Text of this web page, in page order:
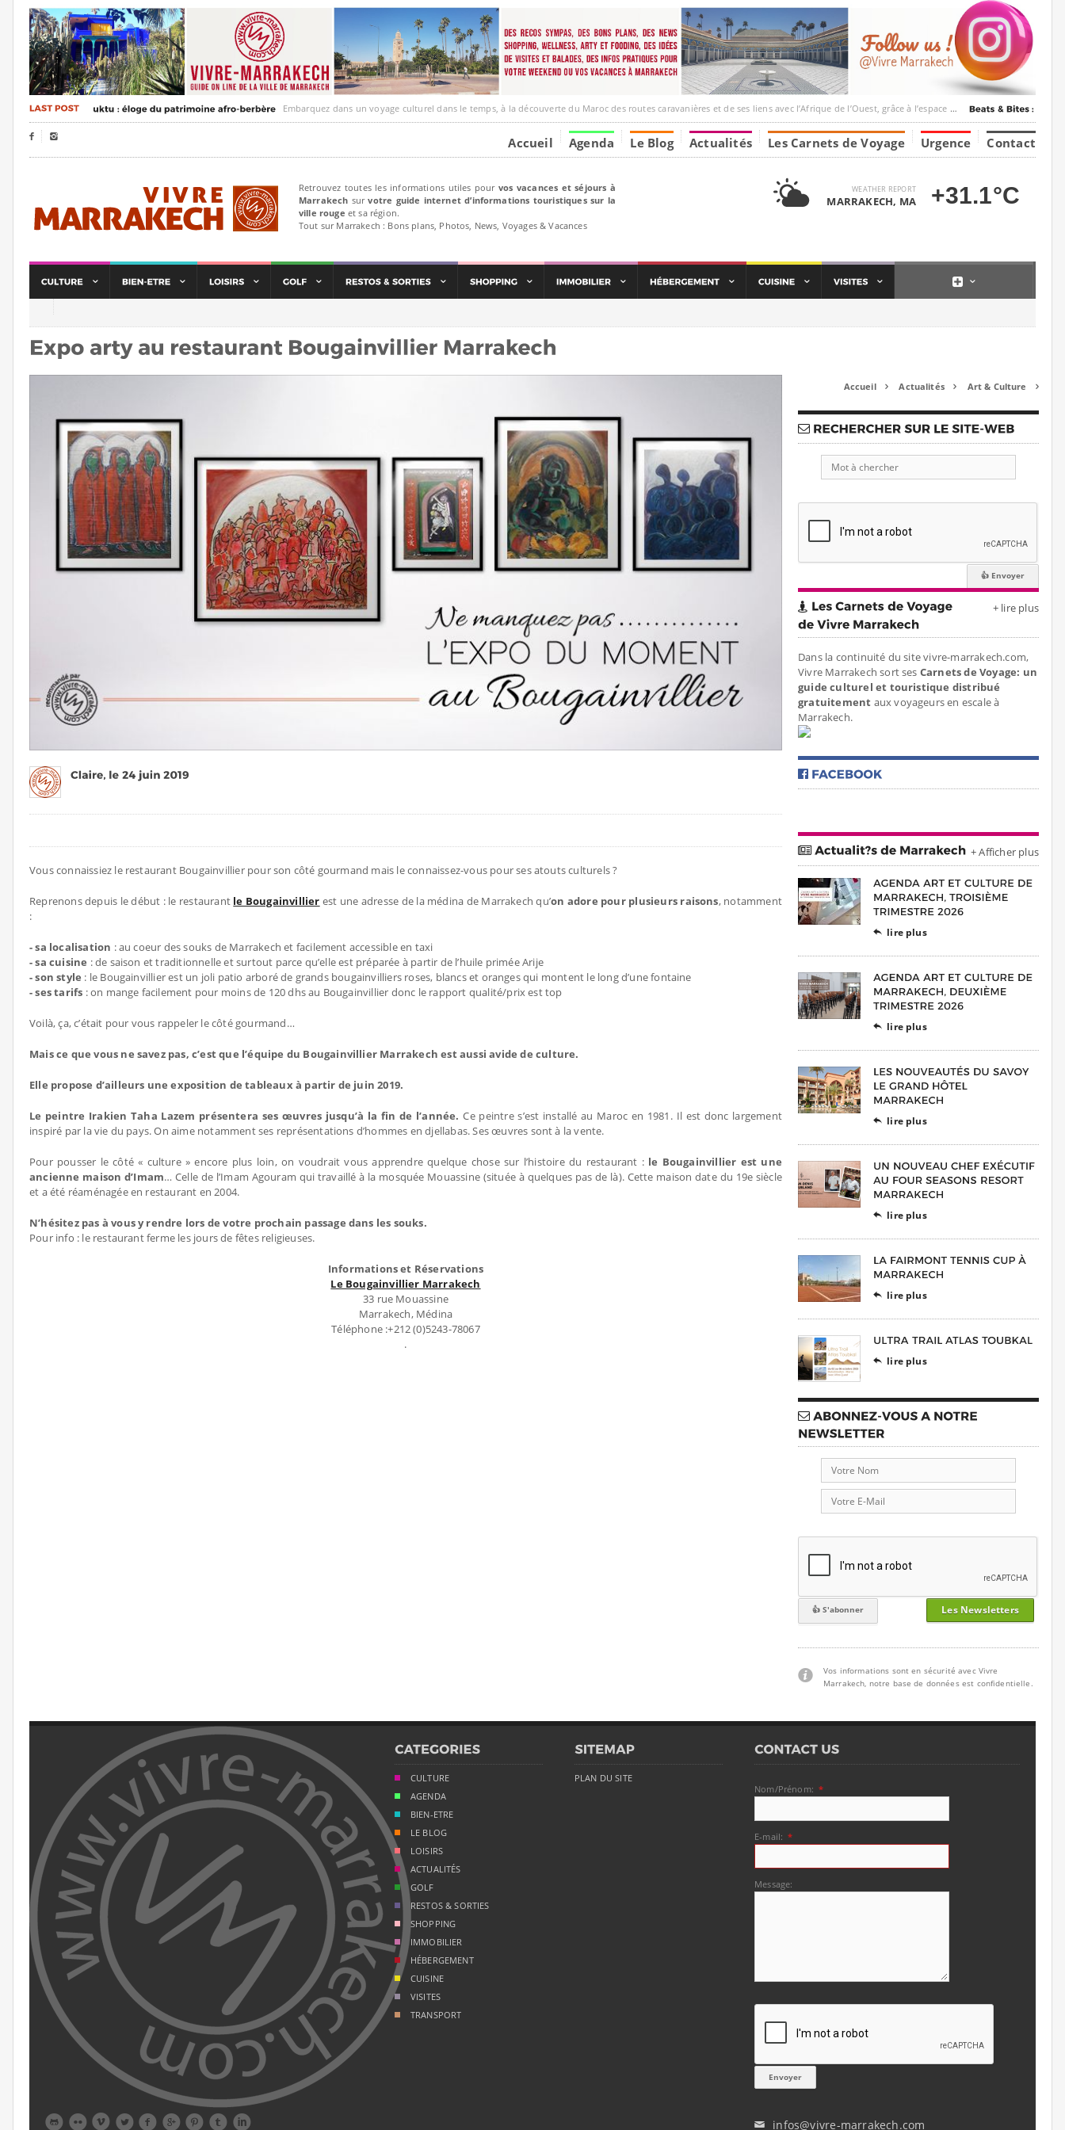
Embarquez dans un voyage culturel dans le temps, à la découverte du Maroc des routes caravanières et de ses liens avec l’Afrique de l’Ouest, grâce à l’espace Marrakesh-Tumbuktu.
  Accueil Agenda Le Blog Actualités Les Carnets de Voyage Urgence Contact
Retrouvez toutes les informations utiles pour vos vacances et séjours à
Marrakech survotre guide internet d’informations touristiques sur la
ville rouge et sa région.
Tout sur Marrakech : Bons plans, Photos, News, Voyages & Vacances
WEATHER REPORT
MARRAKECH, MA +31.1°C
Vous connaissiez le restaurant Bougainvillier pour son côté gourmand mais le connaissez-vous pour ses atouts culturels ?
Reprenons depuis le début : le restaurant le Bougainvillier est une adresse de la médina de Marrakech qu’on adore pour plusieurs raisons, notamment
:
- sa localisation : au coeur des souks de Marrakech et facilement accessible en taxi
- sa cuisine : de saison et traditionnelle et surtout parce qu’elle est préparée à partir de l’huile primée Arije
- son style : le Bougainvillier est un joli patio arboré de grands bougainvilliers roses, blancs et oranges qui montent le long d’une fontaine
- ses tarifs : on mange facilement pour moins de 120 dhs au Bougainvillier donc le rapport qualité/prix est top
Voilà, ça, c’était pour vous rappeler le côté gourmand…
Mais ce que vous ne savez pas, c’est que l’équipe du Bougainvillier Marrakech est aussi avide de culture.
Elle propose d’ailleurs une exposition de tableaux à partir de juin 2019.
Le peintre Irakien Taha Lazem présentera ses œuvres jusqu’à la fin de l’année. Ce peintre s’est installé au Maroc en 1981. Il est donc largement
inspiré par la vie du pays. On aime notamment ses représentations d’hommes en djellabas. Ses œuvres sont à la vente.
Pour pousser le côté « culture » encore plus loin, on voudrait vous apprendre quelque chose sur l’histoire du restaurant : le Bougainvillier est une
ancienne maison d’Imam… Celle de l’Imam Agouram qui travaillé à la mosquée Mouassine (située à quelques pas de là). Cette maison date du 19e siècle
et a été réaménagée en restaurant en 2004.
N’hésitez pas à vous y rendre lors de votre prochain passage dans les souks.
Pour info : le restaurant ferme les jours de fêtes religieuses.
Informations et Réservations
Le Bougainvillier Marrakech
33 rue Mouassine
Marrakech, Médina
Téléphone :+212 (0)5243-78067
.
Accueil  Actualités  Art & Culture 
+ lire plus
Dans la continuité du site vivre-marrakech.com,
Vivre Marrakech sort ses Carnets de Voyage: un
guide culturel et touristique distribué
gratuitement aux voyageurs en escale à
Marrakech.
+ Afficher plus
 lire plus
 lire plus
 lire plus
 lire plus
 lire plus
 lire plus
Les Newsletters
Vos informations sont en sécurité avec Vivre
Marrakech, notre base de données est confidentielle.
        
CULTURE
AGENDA
BIEN-ETRE
LE BLOG
LOISIRS
ACTUALITÉS
GOLF
RESTOS & SORTIES
SHOPPING
IMMOBILIER
HÉBERGEMENT
CUISINE
VISITES
TRANSPORT
PLAN DU SITE
Nom/Prénom: *
E-mail: *
Message:
✉ infos@vivre-marrakech.com